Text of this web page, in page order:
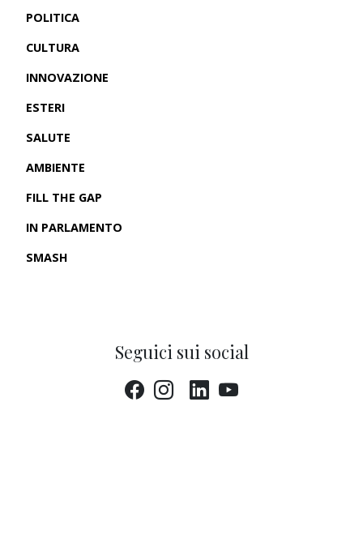
POLITICA
CULTURA
INNOVAZIONE
ESTERI
SALUTE
AMBIENTE
FILL THE GAP
IN PARLAMENTO
SMASH
Seguici sui social